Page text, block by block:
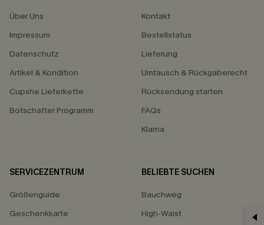
Über Uns
Impressum
Datenschutz
Artikel & Kondition
Cupshe Lieferkette
Botschafter Programm
Kontakt
Bestellstatus
Lieferung
Umtausch & Rückgaberecht
Rücksendung starten
FAQs
Klarna
SERVICEZENTRUM
Größenguide
Geschenkkarte
BELIEBTE SUCHEN
Bauchweg
High-Waist